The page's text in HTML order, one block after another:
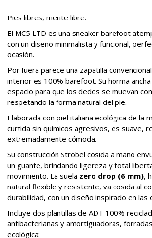
Pies libres, mente libre.
El MC5 LTD es una sneaker barefoot
con un diseño minimalista y funcional,
ocasión.
Por fuera parece una zapatilla
interior es 100% barefoot. Su horma
espacio para que los dedos se muevan
respetando la forma natural del pie.
Elaborada con piel italiana ecológica de la
curtida sin químicos agresivos, es suave,
extremadamente cómoda.
Su construcción Strobel cosida a mano
un guante, brindando ligereza y total
movimiento. La suela zero drop (6 mm),
natural flexible y resistente, va cosida al
durabilidad, con un diseño inspirado en las
Incluye dos plantillas de ADT 100%
antibacterianas y amortiguadoras,
ecológica: